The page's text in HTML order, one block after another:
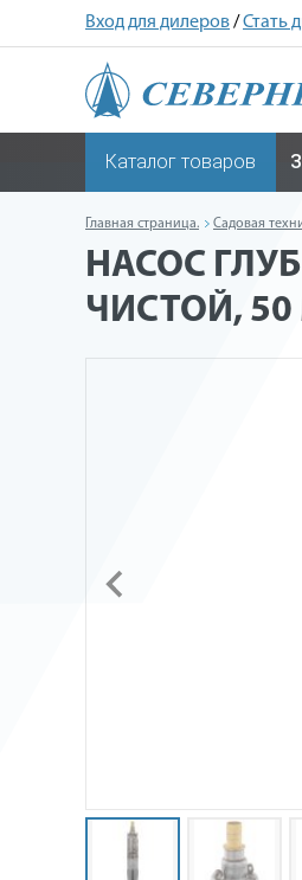
Вход для дилеров/Стать
Каталог товаров
Главная страница. Садовая
НАСОС
ЧИСТОЙ, 50